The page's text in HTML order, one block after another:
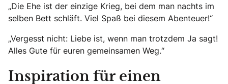
„Die Ehe ist der einzige Krieg, bei dem man nachts im
selben Bett schläft. Viel Spaß bei diesem Abenteuer!“
„Vergesst nicht: Liebe ist, wenn man trotzdem Ja sagt!
Alles Gute für euren gemeinsamen Weg.“
Inspiration für einen